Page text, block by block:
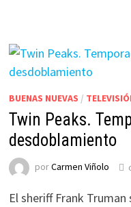
BUENAS NUEVAS /
Twin Peaks.
desdoblamiento
porCarmen Viñolo
El sheriff Frank